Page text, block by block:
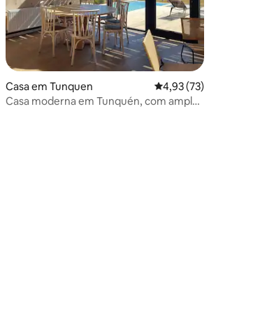
média de 4,93 em 5 estrelas, 112avaliações
Casa em Tunquen Classificação média
4,93 (73)
Casa moderna em Tunquén, com ampla